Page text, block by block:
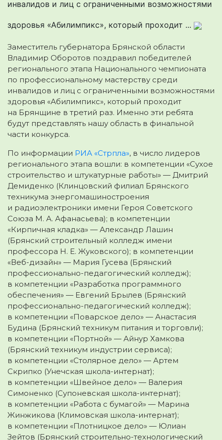
инвалидов и лиц с ограниченными возможностями
здоровья «Абилимпикс», который проходит ...
Заместитель губернатора Брянской области
Владимир Оборотов поздравил победителей
регионального этапа Национального чемпионата
по профессиональному мастерству среди
инвалидов и лиц с ограниченными возможностями
здоровья «Абилимпикс», который проходит
на Брянщине в третий раз. Именно эти ребята
будут представлять нашу область в финальной
части конкурса.
По информации РИА «Стрпла», в число лидеров
регионального этапа вошли: в компетенции «Сухое
строительство и штукатурные работы» — Дмитрий
Демиденко (Клинцовский филиал Брянского
техникума энергомашиностроения
и радиоэлектроники имени Героя Советского
Союза М. А. Афанасьева); в компетенции
«Кирпичная кладка» — Александр Лашин
(Брянский строительный колледж имени
профессора Н. Е. Жуковского); в компетенции
«Веб-дизайн» — Мария Гусева (Брянский
профессионально-педагогический колледж);
в компетенции «Разработка программного
обеспечения» — Евгений Брылев (Брянский
профессионально-педагогический колледж);
в компетенции «Поварское дело» — Анастасия
Будина (Брянский техникум питания и торговли);
в компетенции «Портной» — Айнур Хамкова
(Брянский техникум индустрии сервиса);
в компетенции «Столярное дело» — Артем
Скрипко (Унечская школа-интернат);
в компетенции «Швейное дело» — Валерия
Симоненко (Супоневская школа-интернат);
в компетенции «Работа с бумагой» — Марина
Жинжикова (Климовская школа-интернат);
в компетенции «Плотницкое дело» — Юлиан
Зейтов (Брянский строительно-технологический